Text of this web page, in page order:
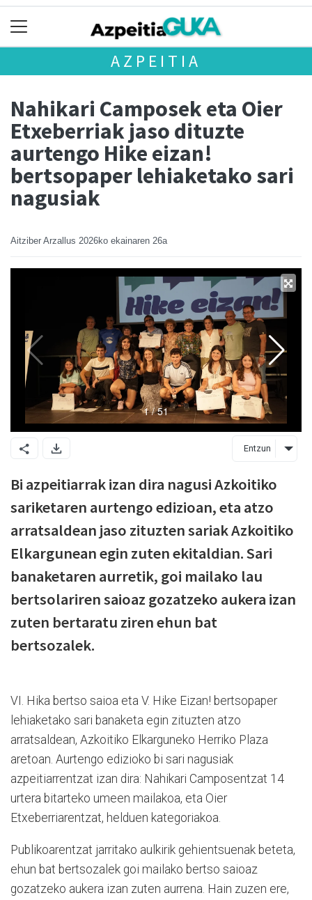
AZPEITIA
Nahikari Camposek eta Oier
Etxeberriak jaso dituzte
aurtengo Hike eizan!
bertsopaper lehiaketako sari
nagusiak
Aitziber Arzallus 2026ko ekainaren 26a
Entzun
Bi azpeitiarrak izan dira nagusi Azkoitiko
sariketaren aurtengo edizioan, eta atzo
arratsaldean jaso zituzten sariak Azkoitiko
Elkargunean egin zuten ekitaldian. Sari
banaketaren aurretik, goi mailako lau
bertsolariren saioaz gozatzeko aukera izan
zuten bertaratu ziren ehun bat
bertsozalek.
VI. Hika bertso saioa eta V. Hike Eizan! bertsopaper
lehiaketako sari banaketa egin zituzten atzo
arratsaldean, Azkoitiko Elkarguneko Herriko Plaza
aretoan. Aurtengo edizioko bi sari nagusiak
azpeitiarrentzat izan dira: Nahikari Camposentzat 14
urtera bitarteko umeen mailakoa, eta Oier
Etxeberriarentzat, helduen kategoriakoa.
Publikoarentzat jarritako aulkirik gehientsuenak beteta,
ehun bat bertsozalek goi mailako bertso saioaz
gozatzeko aukera izan zuten aurrena. Hain zuzen ere,